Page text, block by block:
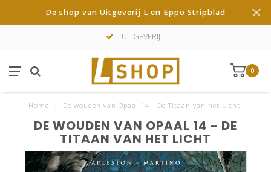
De shop van Uitgeverij L en Eppo Stripblad
UITGEVERIJ L
0
Home De wouden van Opaal 14 - De Titaan van het Licht
DE WOUDEN VAN OPAAL 14 - DE
TITAAN VAN HET LICHT